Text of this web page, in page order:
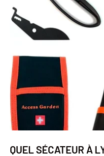
QUEL SÉCATEUR À